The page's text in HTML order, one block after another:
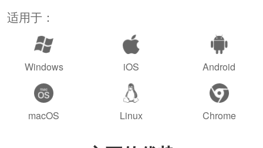
适用于：
Windows iOS Android
macOS Linux Chrome